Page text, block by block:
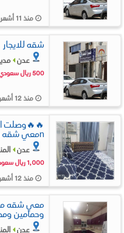
منذ 11 أشهر
شقه للايجار
عدن
500 ريال سعودي
منذ 12 أشهر
🔥🔥وصلت
nمعي شقه مفروووشه بالتسعي
عدن
1,000 ريال سعودي
منذ 12 أشهر
معي شقه
وحمامين